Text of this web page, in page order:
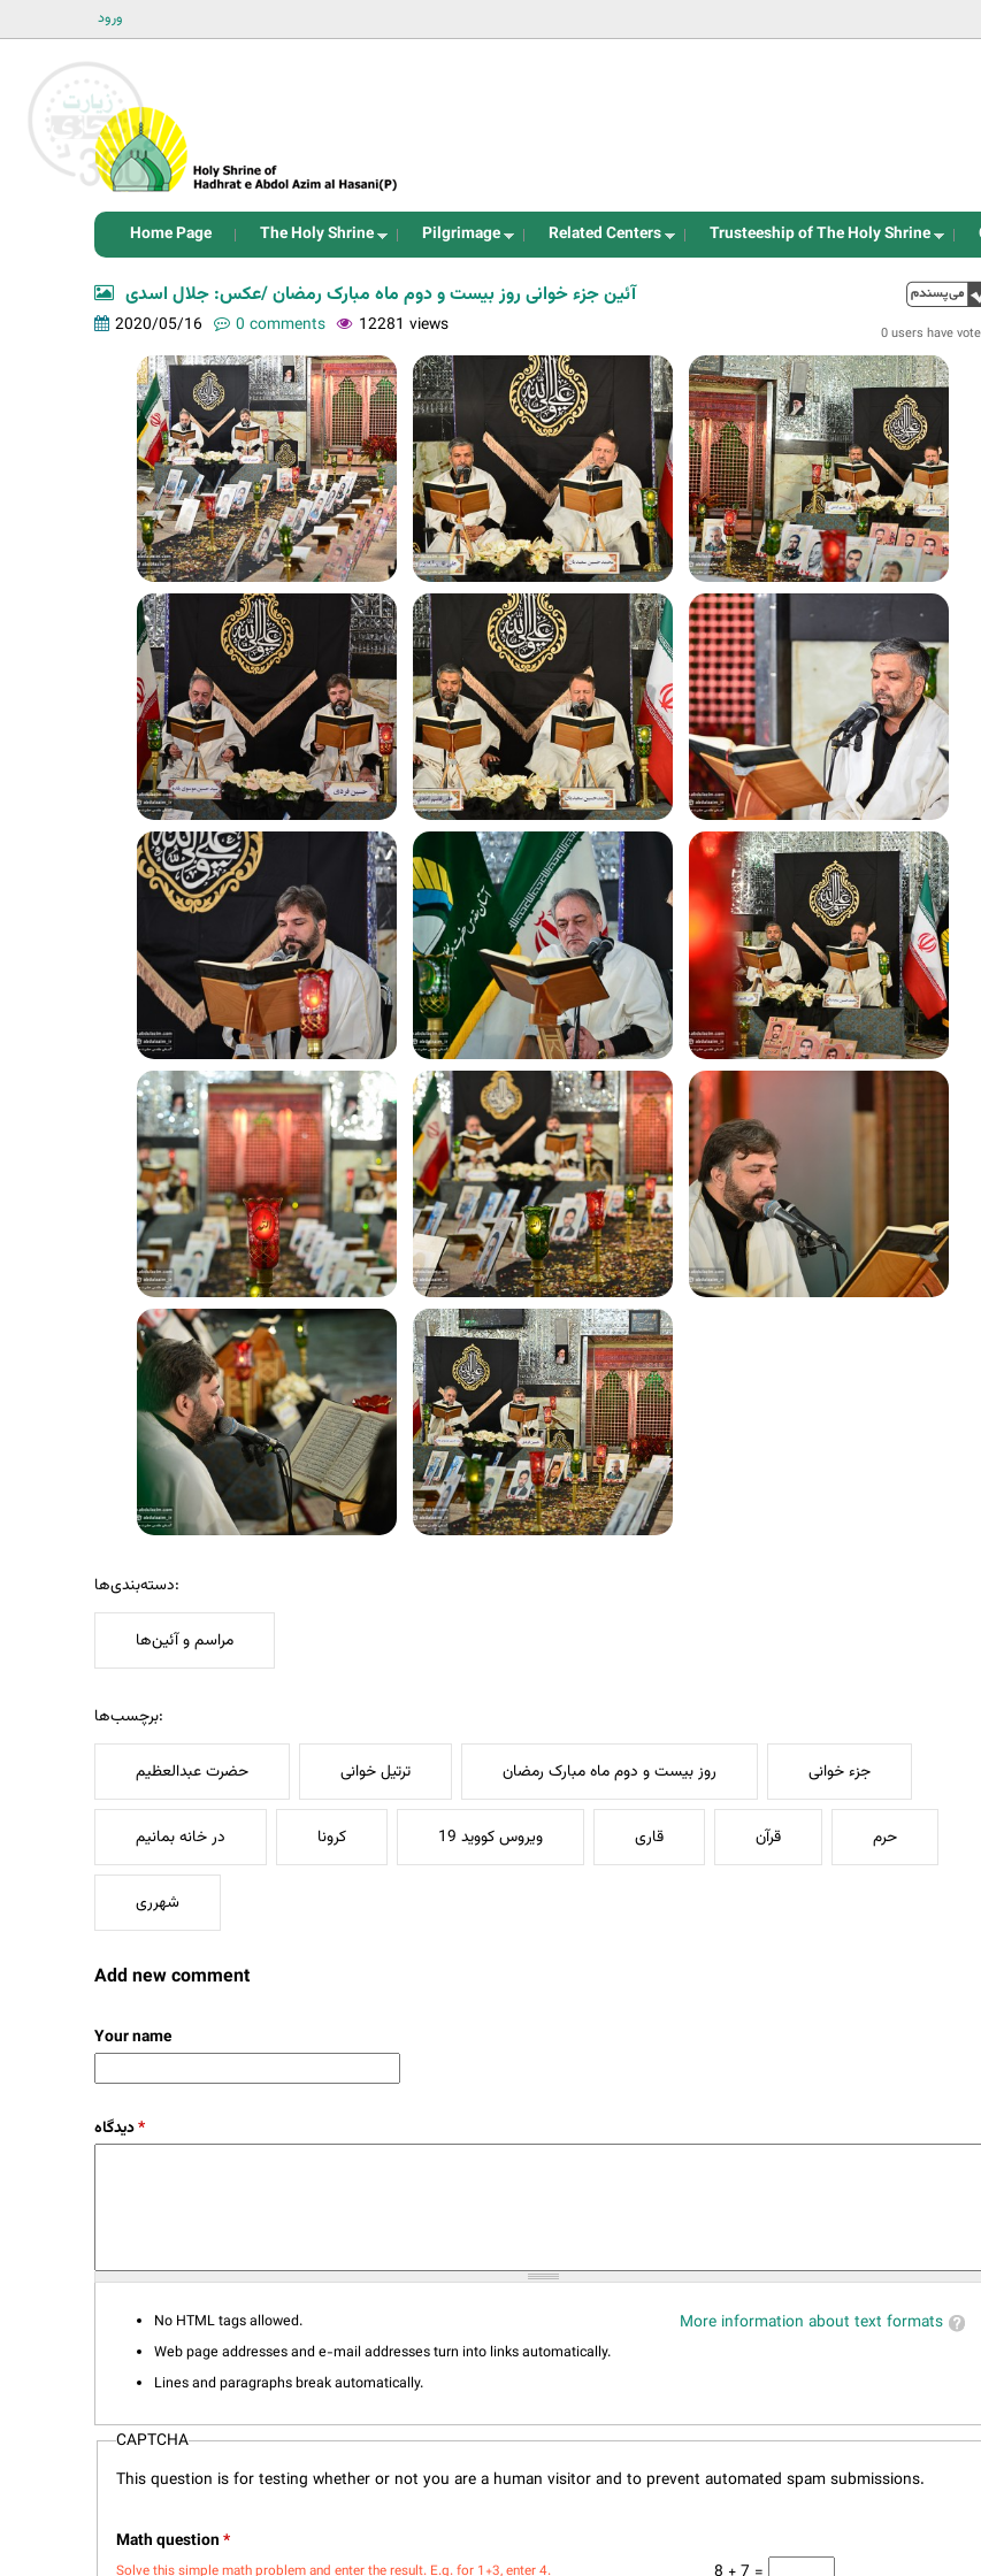
ورود
Home Page The Holy Shrine Pilgrimage Related Centers Trusteeship of The Holy Shrine
0 users have
آئین جزء خوانی روز بیست و دوم ماه مبارک رمضان /عکس: جلال اسدی
2020/05/16 0 comments 12281 views
دسته‌بندی‌ها:
مراسم و آئین‌ها
برچسب‌ها:
حضرت عبدالعظیم ترتیل خوانی روز بیست و دوم ماه مبارک رمضان جزء خوانی
در خانه بمانیم کرونا ویروس کووید 19 قاری قرآن حرم
شهرری
Add new comment
Your name
*
More information about text formats
No HTML tags allowed.
Web page addresses and e-mail addresses turn into links automatically.
Lines and paragraphs break automatically.
CAPTCHA
This question is for testing whether or not you are a human visitor and to prevent automated spam submissions.
Math question*
Solve this simple math problem and enter the result. E.g. for 1+3, enter 4.